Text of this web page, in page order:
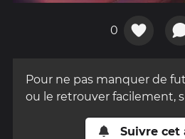
0
Pour ne pas manquer de
ou le retrouver facilement,
Suivre cet